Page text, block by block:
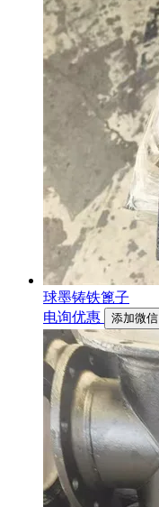
球墨铸铁篦子
电询优惠
添加微信